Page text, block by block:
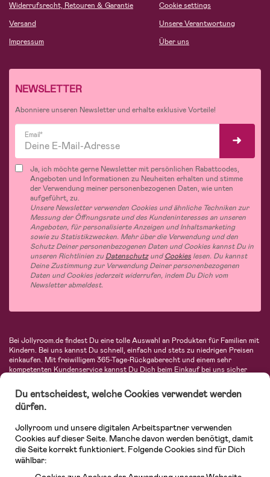
Widerrufsrecht, Retouren & Garantie
Versand
Impressum
Cookie settings
Unsere Verantwortung
Über uns
NEWSLETTER
Abonniere unseren Newsletter und erhalte exklusive Vorteile!
Email*
Ja, ich möchte gerne Newsletter mit persönlichen Rabattcodes,
Angeboten und Informationen zu Neuheiten erhalten und stimme
der Verwendung meiner personenbezogenen Daten, wie unten
aufgeführt, zu.
Unsere Newsletter verwenden Cookies und ähnliche Techniken zur
Messung der Öffnungsrate und des Kundeninteresses an unseren
Angeboten, für personalisierte Anzeigen und Inhaltsmarketing
sowie zu Statistikzwecken. Mehr über die Verwendung und den
Schutz Deiner personenbezogenen Daten und Cookies kannst Du in
unseren Richtlinien zu DatenschutzundCookies lesen. Du kannst
Deine Zustimmung zur Verwendung Deiner personenbezogenen
Daten und Cookies jederzeit widerrufen, indem Du Dich vom
Newsletter abmeldest.
Bei Jollyroom.de findest Du eine tolle Auswahl an Produkten für Familien mit
Kindern. Bei uns kannst Du schnell, einfach und stets zu niedrigen Preisen
einkaufen. Mit freiwilligem 365-Tage-Rückgaberecht und einem sehr
kompetenten Kundenservice kannst Du Dich beim Einkauf bei uns sicher
Autositze, Kinder- und Babymode, Produkte für Mütter und eine Menge
fantastischer Einrichtungsgegenstände, Spielsachen, Babyprodukte und
vieles mehr. Wir haben Produkte von bekannten Herstellern wie Britax, Maxi-
Avent, Jack Wolfskin, Cybex, LEGO und vielen mehr. Schau Dich um in
unserer vielfältigen Online-Boutique für Kinder & Babys. Willkommen!
Du entscheidest, welche Cookies verwendet werden
dürfen.
Jollyroom und unsere digitalen Arbeitspartner verwenden
Cookies auf dieser Seite. Manche davon werden benötigt, damit
die Seite korrekt funktioniert. Folgende Cookies sind für Dich
wählbar: